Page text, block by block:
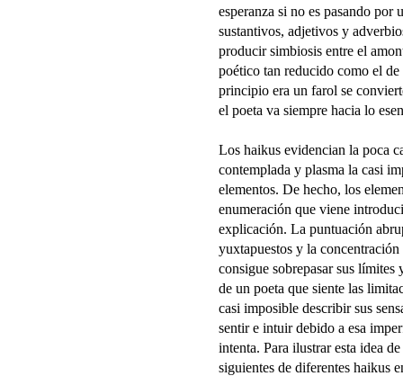
esperanza si no es pasando por
sustantivos, adjetivos y
producir simbiosis entre el
poético tan reducido como el
principio era un farol se
el poeta va siempre hacia lo
Los haikus evidencian la poca
contemplada y plasma la casi
elementos. De hecho, los
enumeración que viene
explicación. La puntuación
yuxtapuestos y la
consigue sobrepasar sus
de un poeta que siente las
casi imposible describir sus
sentir e intuir debido a esa
intenta. Para ilustrar esta idea
siguientes de diferentes haikus